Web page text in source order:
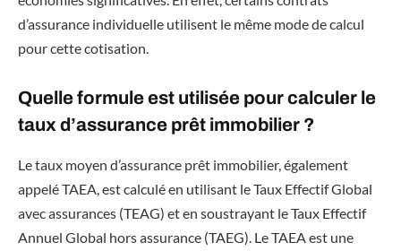
d’assurance individuelle utilisent le même mode de calcul
pour cette cotisation.
Quelle formule est utilisée pour calculer le
taux d’assurance prêt immobilier ?
Le taux moyen d’assurance prêt immobilier, également
appelé TAEA, est calculé en utilisant le Taux Effectif Global
avec assurances (TEAG) et en soustrayant le Taux Effectif
Annuel Global hors assurance (TAEG). Le TAEA est une